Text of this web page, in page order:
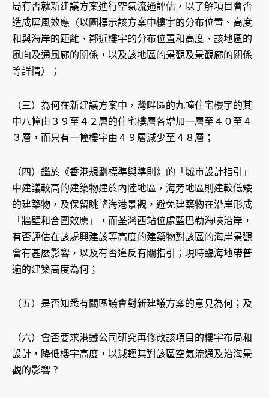
局有否就新建議方案進行空氣流通評估，以了解項目會否
造成屏風效應（以圖標示該方案中樓宇的分布位置、高度
和與海岸的距離、鄰近樓宇的分布位置和高度、該地區的
風向及通風廊的關係，以及該地區的景觀及景觀廊的關係
等詳情）；
（三）為何在新建議方案中，灣畔區的九幢住宅樓宇的其
中八幢由３９至４２層的住宅樓層各增加一層至４０至４
３層，而只有一幢樓宇由４９層減少至４８層；
（四）鑑於《香港規劃標準與準則》的「城市設計指引」
中建議較高的建築物建於內陸地區，海旁地區則建較低矮
的建築物，及保留眺望海港景觀，避免建築物在沿岸形成
「牆壁和合圍效應」，而荃灣西站位處藍巴勒海峽沿岸，
有否評估在該處興建該等高度的建築物對該區的海岸景觀
會有甚麼影響，以及有否違反有關指引；現時臨海地帶普
遍的建築高度為何；
（五）是否知悉有關區議會對新建議方案的意見為何；及
（六）會否要求港鐵公司研究再修改該項目的樓宇布局和
設計，降低樓宇高度，以減輕其對該區空氣流通及沿海景
觀的影響？